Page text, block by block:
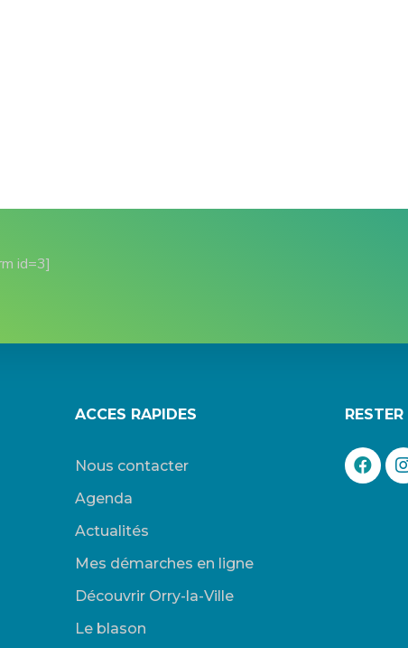
id=3]
ACCES RAPIDES
Nous contacter
Agenda
Actualités
Mes démarches en ligne
Découvrir Orry-la-Ville
Le blason